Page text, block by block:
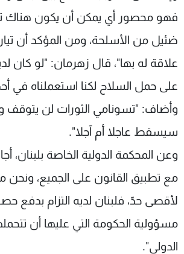
فهو محصور أي يمكن أن يكون هناك
ضئيل من الأسلحة، ومن المؤكد أن
علاقة له بها"، قال زهرمان: "لو كان
وأضاف: "تسونامي الثورات لن يتوقف
سيسقط عاجلا أم آجلا".
وعن المحكمة الدولية الخاصة بلبنان،
مع تطبيق القانون على الجميع، ونحن
لأقصى حدّ، فلبنان لديه التزام بدفع
مسؤولية الحكومة التي عليها أن
الدولي".